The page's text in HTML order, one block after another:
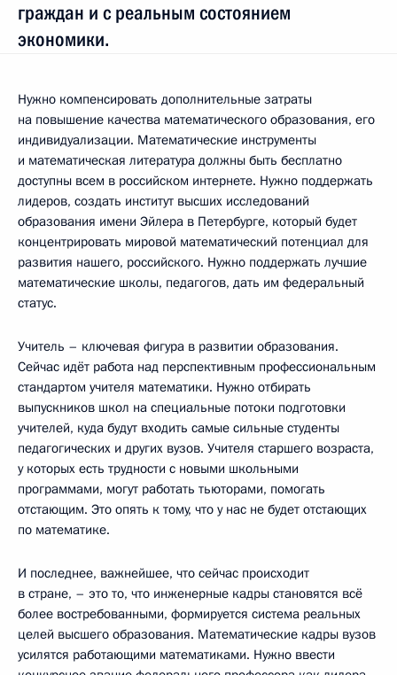
граждан и с реальным состоянием
экономики.
Нужно компенсировать дополнительные затраты
на повышение качества математического образования, его
индивидуализации. Математические инструменты
и математическая литература должны быть бесплатно
доступны всем в российском интернете. Нужно поддержать
лидеров, создать институт высших исследований
образования имени Эйлера в Петербурге, который будет
концентрировать мировой математический потенциал для
развития нашего, российского. Нужно поддержать лучшие
математические школы, педагогов, дать им федеральный
статус.
Учитель – ключевая фигура в развитии образования.
Сейчас идёт работа над перспективным профессиональным
стандартом учителя математики. Нужно отбирать
выпускников школ на специальные потоки подготовки
учителей, куда будут входить самые сильные студенты
педагогических и других вузов. Учителя старшего возраста,
у которых есть трудности с новыми школьными
программами, могут работать тьюторами, помогать
отстающим. Это опять к тому, что у нас не будет отстающих
по математике.
И последнее, важнейшее, что сейчас происходит
в стране, – это то, что инженерные кадры становятся всё
более востребованными, формируется система реальных
целей высшего образования. Математические кадры вузов
усилятся работающими математиками. Нужно ввести